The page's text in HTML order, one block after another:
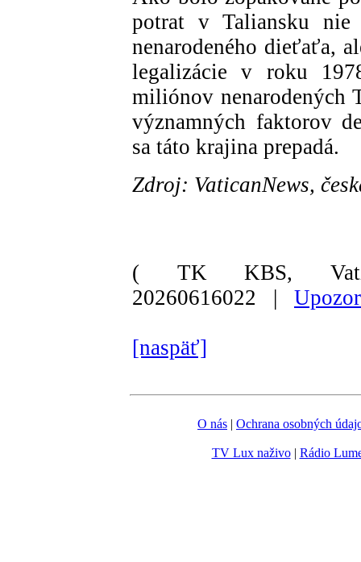
potrat v Taliansku
nenarodeného dieťaťa,
legalizácie v roku
miliónov nenarodených
významných faktorov
sa táto krajina prepadá.
Zdroj: VaticanNews,
( TK KBS,
20260616022 |
[naspäť]
O nás | Ochrana osobných
TV Lux naživo| Rádio